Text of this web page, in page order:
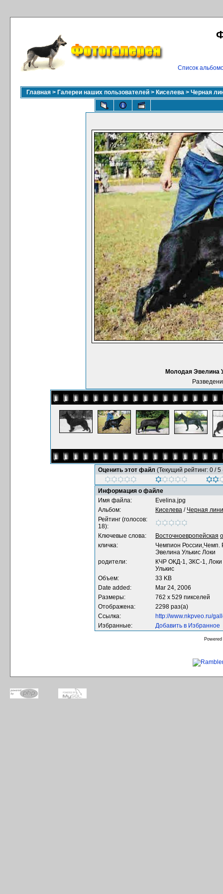
Список
Главная > Галереи наших пользователей > Киселева > Черная
Молодая Эвелина
Оценить этот файл (Текущий рейтинг: 0 / 5
Информация о файле
Имя файла:
Evelina.jpg
Альбом:
Киселева / Черная
Рейтинг (голосов:
18):
Ключевые слова:
Восточноевропейская
кличка:
Чемпион
Эвелина Улькис Локи
родители:
КЧР ОКД-1, ЗКС-1,
Улькис
Объем:
33 KB
Date added:
Mar 24, 2006
Размеры:
762 x 529 пикселей
Отображена:
2298 раз(а)
Ссылка:
http://www.nkpveo.ru/
Избранные:
Добавить в Избранное